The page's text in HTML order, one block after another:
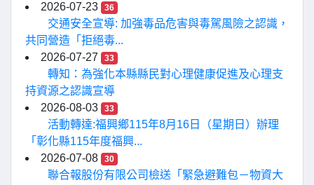
2026-07-23
36
交通安全宣導: 加強毒品危害與毒駕風險之認識，
共同營造「拒絕毒...
2026-07-27
33
轉知：為強化本縣縣民對心理健康促進及心理支
持資源之認識宣導
2026-08-03
33
活動轉達:福興鄉115年8月16日（星期日）辦理
「彰化縣115年度福興...
2026-07-08
30
聯合報股份有限公司檢送「緊急避難包－物資大